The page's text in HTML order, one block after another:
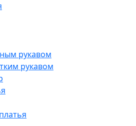
рукавом
рукавом